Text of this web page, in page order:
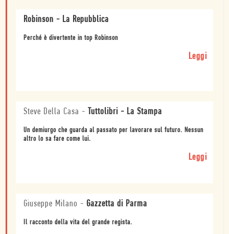
Robinson - La Repubblica
Perché è divertente in top Robinson
Leggi
Steve Della Casa - Tuttolibri - La Stampa
Un demiurgo che guarda al passato per lavorare sul futuro. Nessun
altro lo sa fare come lui.
Leggi
Giuseppe Milano - Gazzetta di Parma
Il racconto della vita del grande regista.